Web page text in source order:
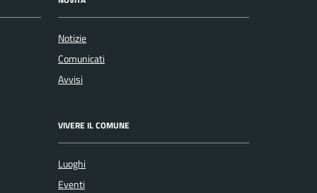
Notizie
Comunicati
Avvisi
VIVERE IL COMUNE
Luoghi
Eventi